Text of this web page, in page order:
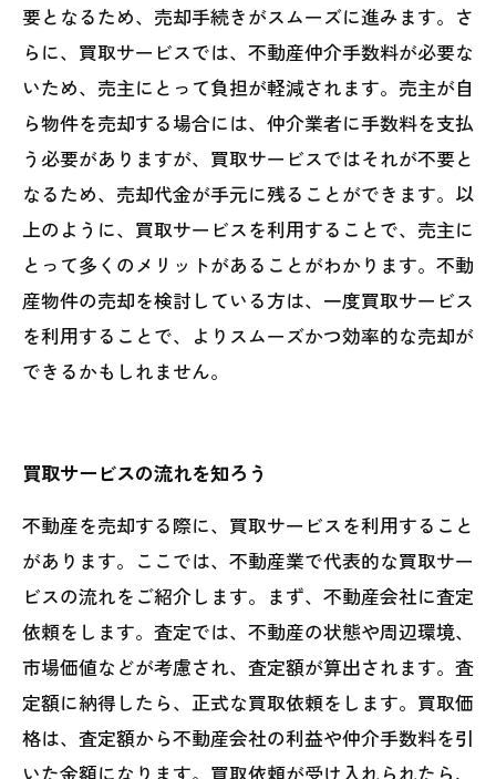
要となるため、売却手続きがスムーズに進みます。さ
らに、買取サービスでは、不動産仲介手数料が必要な
いため、売主にとって負担が軽減されます。売主が自
ら物件を売却する場合には、仲介業者に手数料を支払
う必要がありますが、買取サービスではそれが不要と
なるため、売却代金が手元に残ることができます。以
上のように、買取サービスを利用することで、売主に
とって多くのメリットがあることがわかります。不動
産物件の売却を検討している方は、一度買取サービス
を利用することで、よりスムーズかつ効率的な売却が
できるかもしれません。
買取サービスの流れを知ろう
不動産を売却する際に、買取サービスを利用すること
があります。ここでは、不動産業で代表的な買取サー
ビスの流れをご紹介します。まず、不動産会社に査定
依頼をします。査定では、不動産の状態や周辺環境、
市場価値などが考慮され、査定額が算出されます。査
定額に納得したら、正式な買取依頼をします。買取価
格は、査定額から不動産会社の利益や仲介手数料を引
いた金額になります。買取依頼が受け入れられたら、